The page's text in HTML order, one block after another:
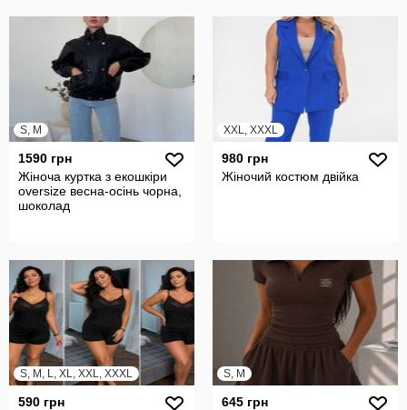
S, M
1590 грн
Жіноча куртка з екошкіри
oversize весна-осінь чорна,
шоколад
XXL, XXXL
980 грн
Жіночий костюм двійка
S, M, L, XL, XXL, XXXL
590 грн
S, M
645 грн